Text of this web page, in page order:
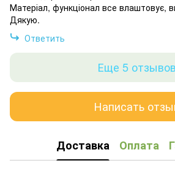
Матеріал, функціонал все влаштовує,
Дякую.
Ответить
Еще 5 отзывов
Написать
Доставка Оплата